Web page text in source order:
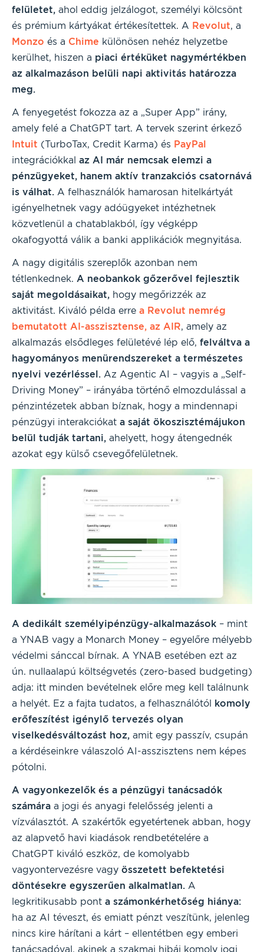
felületet, ahol eddig jelzálogot, személyi kölcsönt
és prémium kártyákat értékesítettek. A Revolut, a
Monzo és a Chime különösen nehéz helyzetbe
kerülhet, hiszen a piaci értéküket nagymértékben
az alkalmazáson belüli napi aktivitás határozza
meg.
A fenyegetést fokozza az a „Super App” irány,
amely felé a ChatGPT tart. A tervek szerint érkező
Intuit (TurboTax, Credit Karma) és PayPal
integrációkkal az AI már nemcsak elemzi a
pénzügyeket, hanem aktív tranzakciós csatornává
is válhat. A felhasználók hamarosan hitelkártyát
igényelhetnek vagy adóügyeket intézhetnek
közvetlenül a chatablakból, így végképp
okafogyottá válik a banki applikációk megnyitása.
A nagy digitális szereplők azonban nem
tétlenkednek. A neobankok gőzerővel fejlesztik
saját megoldásaikat, hogy megőrizzék az
aktivitást. Kiváló példa erre a Revolut nemrég
bemutatott AI-asszisztense, az AIR, amely az
alkalmazás elsődleges felületévé lép elő, felváltva a
hagyományos menürendszereket a természetes
nyelvi vezérléssel. Az Agentic AI – vagyis a „Self-
Driving Money” – irányába történő elmozdulással a
pénzintézetek abban bíznak, hogy a mindennapi
pénzügyi interakciókat a saját ökoszisztémájukon
belül tudják tartani, ahelyett, hogy átengednék
azokat egy külső csevegőfelületnek.
A dedikált személyipénzügy-alkalmazások – mint
a YNAB vagy a Monarch Money – egyelőre mélyebb
védelmi sánccal bírnak. A YNAB esetében ezt az
ún. nullaalapú költségvetés (zero-based budgeting)
adja: itt minden bevételnek előre meg kell találnunk
a helyét. Ez a fajta tudatos, a felhasználótól
komoly
erőfeszítést igénylő tervezés olyan
viselkedésváltozást hoz, amit egy passzív, csupán
a kérdéseinkre válaszoló AI-asszisztens nem képes
pótolni.
A vagyonkezelők és a pénzügyi tanácsadók
számára a jogi és anyagi felelősség jelenti a
vízválasztót. A szakértők egyetértenek abban, hogy
az alapvető havi kiadások rendbetételére a
ChatGPT kiváló eszköz, de komolyabb
vagyontervezésre vagy összetett befektetési
döntésekre egyszerűen alkalmatlan. A
legkritikusabb pont a számonkérhetőség hiánya:
ha az AI téveszt, és emiatt pénzt veszítünk, jelenleg
nincs kire hárítani a kárt – ellentétben egy emberi
tanácsadóval, akinek a szakmai hibái komoly jogi